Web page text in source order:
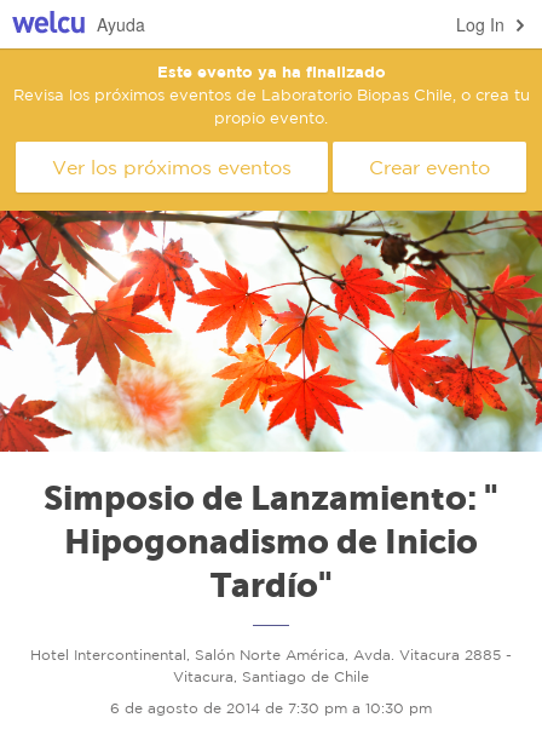
Log In
Ayuda
Este evento ya ha finalizado
Revisa los próximos eventos de Laboratorio Biopas Chile, o crea tu
propio evento.
Ver los próximos eventos Crear evento
Simposio de Lanzamiento: "
Hipogonadismo de Inicio
Tardío"
Hotel Intercontinental, Salón Norte América, Avda. Vitacura 2885 -
Vitacura, Santiago de Chile
6 de agosto de 2014 de 7:30 pm a 10:30 pm